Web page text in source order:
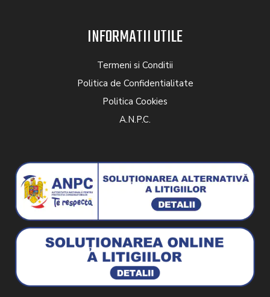
INFORMATII UTILE
Termeni si Conditii
Politica de Confidentialitate
Politica Cookies
A.N.P.C.